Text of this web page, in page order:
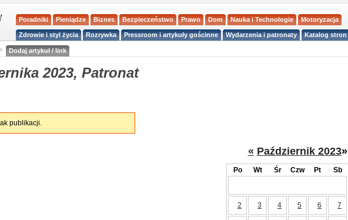
Poradniki Pieniądze Biznes Bezpieczeństwo Prawo Dom Nauka i Technologie Motoryzacja
Zdrowie i styl życia Rozrywka Pressroom i artykuły gościnne Wydarzenia i patronaty Katalog stron
Dodaj artykuł / link
2023, Patronat
publikacji.
« Październik 2023»
Po Wt Śr Czw Pt Sb
2 3 4 5 6 7